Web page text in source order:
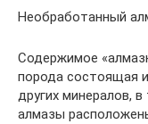
Необработанный
Содержимое
порода состоящая
других минералов,
алмазы